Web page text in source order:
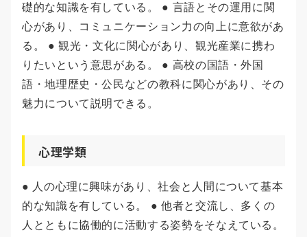
礎的な知識を有している。 ● 言語とその運用に関
心があり、コミュニケーション力の向上に意欲があ
る。 ● 観光・文化に関心があり、観光産業に携わ
りたいという意思がある。 ● 高校の国語・外国
語・地理歴史・公民などの教科に関心があり、その
魅力について説明できる。
心理学類
● 人の心理に興味があり、社会と人間について基本
的な知識を有している。 ● 他者と交流し、多くの
人とともに協働的に活動する姿勢をそなえている。